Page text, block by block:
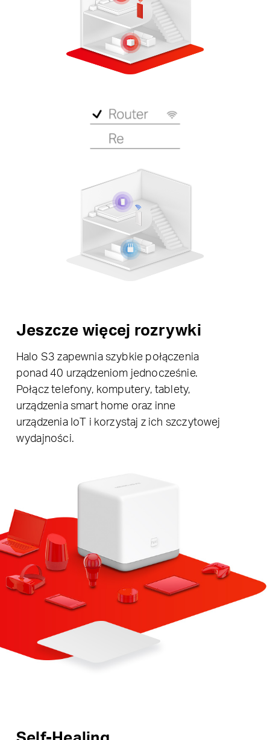
Jeszcze więcej rozrywki
Halo S3 zapewnia szybkie połączenia
ponad 40 urządzeniom jednocześnie.
Połącz telefony, komputery, tablety,
urządzenia smart home oraz inne
urządzenia IoT i korzystaj z ich szczytowej
wydajności.